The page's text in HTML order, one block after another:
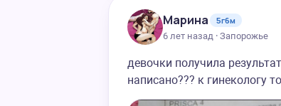
Марина
5г6м
6 лет назад · Запорожье
девочки получила
написано??? к гинекологу